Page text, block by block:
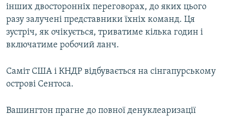
інших двосторонніх переговорах, до яких цього
разу залучені представники їхніх команд. Ця
зустріч, як очікується, триватиме кілька годин і
включатиме робочий ланч.
Саміт США і КНДР відбувається на сінгапурському
острові Сентоса.
Вашингтон прагне до повної денуклеаризації